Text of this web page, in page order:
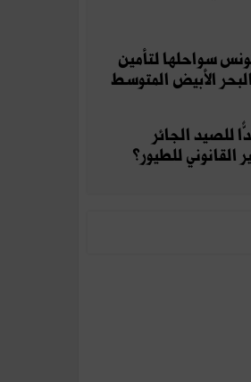
سواحلها لتأمين
الأبيض المتوسط
للصيد الجائر
القانوني للطيور؟